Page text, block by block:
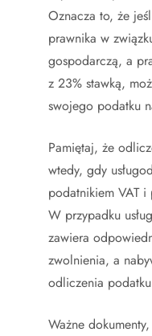
Oznacza to, że
prawnika w
gospodarczą, a
z 23% stawką,
swojego podatku
Pamiętaj, że
wtedy, gdy
podatnikiem VAT i
W przypadku
zawiera
zwolnienia, a
odliczenia
Ważne